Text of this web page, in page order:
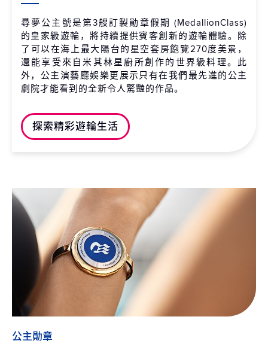
尋夢公主號是第3艘訂製勛章假期 (MedallionClass)
的皇家級遊輪，將持續提供賓客創新的遊輪體驗。除
了可以在海上最大陽台的星空套房飽覽270度美景，
還能享受來自米其林星廚所創作的世界級料理。此
外，公主演藝廳娛樂更展示只有在我們最先進的公主
劇院才能看到的全新令人驚豔的作品。
探索精彩遊輪生活
公主勛章